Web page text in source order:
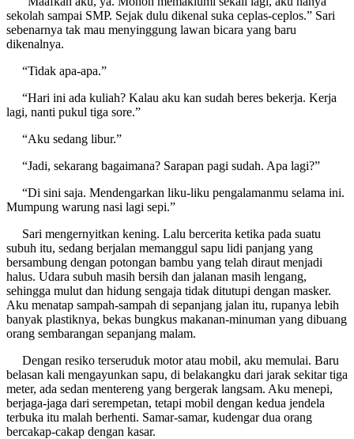
sekolah sampai SMP. Sejak dulu dikenal suka ceplas-ceplos.” Sari
sebenarnya tak mau menyinggung lawan bicara yang baru
dikenalnya.
“Tidak apa-apa.”
“Hari ini ada kuliah? Kalau aku kan sudah beres bekerja. Kerja
lagi, nanti pukul tiga sore.”
“Aku sedang libur.”
“Jadi, sekarang bagaimana? Sarapan pagi sudah. Apa lagi?”
“Di sini saja. Mendengarkan liku-liku pengalamanmu selama ini.
Mumpung warung nasi lagi sepi.”
Sari mengernyitkan kening. Lalu bercerita ketika pada suatu
subuh itu, sedang berjalan memanggul sapu lidi panjang yang
bersambung dengan potongan bambu yang telah diraut menjadi
halus. Udara subuh masih bersih dan jalanan masih lengang,
sehingga mulut dan hidung sengaja tidak ditutupi dengan masker.
Aku menatap sampah-sampah di sepanjang jalan itu, rupanya lebih
banyak plastiknya, bekas bungkus makanan-minuman yang dibuang
orang sembarangan sepanjang malam.
Dengan resiko terseruduk motor atau mobil, aku memulai. Baru
belasan kali mengayunkan sapu, di belakangku dari jarak sekitar tiga
meter, ada sedan mentereng yang bergerak langsam. Aku menepi,
berjaga-jaga dari serempetan, tetapi mobil dengan kedua jendela
terbuka itu malah berhenti. Samar-samar, kudengar dua orang
bercakap-cakap dengan kasar.